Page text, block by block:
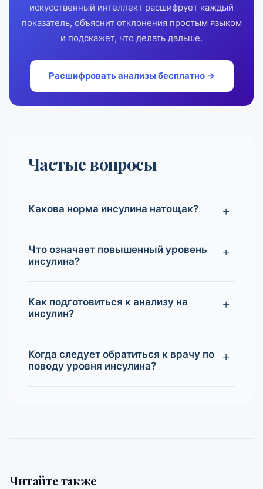
искусственный интеллект расшифрует каждый
показатель, объяснит отклонения простым языком
и подскажет, что делать дальше.
Расшифровать анализы бесплатно →
Частые вопросы
Какова норма инсулина натощак?
Что означает повышенный уровень
инсулина?
Как подготовиться к анализу на
инсулин?
Когда следует обратиться к врачу по
поводу уровня инсулина?
Читайте также